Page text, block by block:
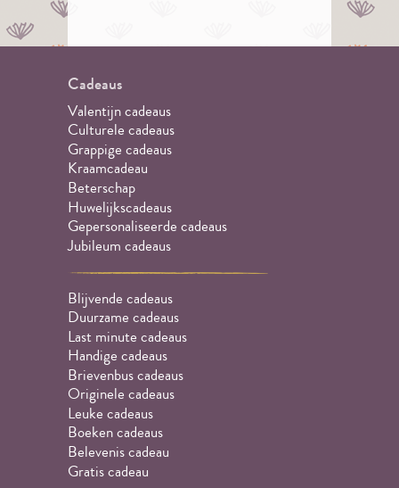
Cadeaus
Valentijn cadeaus
Culturele cadeaus
Grappige cadeaus
Kraamcadeau
Beterschap
Huwelijkscadeaus
Gepersonaliseerde cadeaus
Jubileum cadeaus
Blijvende cadeaus
Duurzame cadeaus
Last minute cadeaus
Handige cadeaus
Brievenbus cadeaus
Originele cadeaus
Leuke cadeaus
Boeken cadeaus
Belevenis cadeau
Gratis cadeau